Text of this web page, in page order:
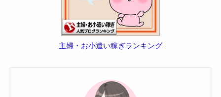
主婦・お小遣い稼ぎランキング